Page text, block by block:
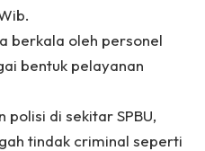
berkala oleh personel
bentuk pelayanan
polisi di sekitar SPBU,
tindak criminal seperti